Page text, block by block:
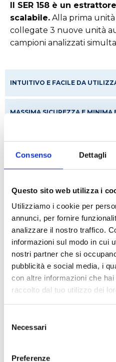
Consenso Dettagli
Questo sito web utilizza i
Utilizziamo i cookie per
annunci, per fornire
analizzare il nostro traffico.
informazioni sul modo in cui
nostri partner che si
pubblicità e social media, i
con altre informazioni che
raccolto dal tuo utilizzo dei
delNecessari
Preferenze
Il SER 158 è un
scalabile. Alla prima unità
collegate 3 nuove unità
campioni analizzati
INTUITIVO E FACILE DA
MASSIMA SICUREZZA E MINIMA
MATERIALI PREMIUM PER
TECNOLOGIA CLOUD PER
NUOVO LIVELLO
TECNOLOGIA TEMS™
RICHIEDI UN
POSIZIONI: SER 158/3 3